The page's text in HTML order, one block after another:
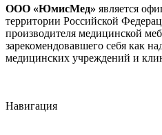
ООО «ЮмисМед» является
территории Российской
производителя медицинской
зарекомендовавшего себя как
медицинских учреждений и
Навигация